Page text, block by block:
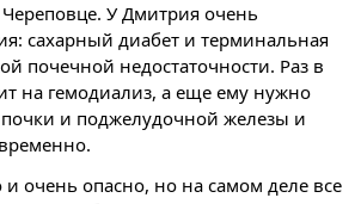
У Дмитрия очень
сахарный диабет и терминальная
почечной недостаточности. Раз в
на гемодиализ, а еще ему нужно
почки и поджелудочной железы и
очень опасно, но на самом деле все